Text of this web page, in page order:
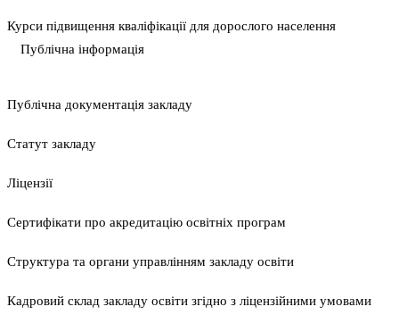
Курси підвищення кваліфікації для дорослого населення
Публічна інформація
Публічна документація закладу
Статут закладу
Ліцензії
Сертифікати про акредитацію освітніх програм
Структура та органи управлінням закладу освіти
Кадровий склад закладу освіти згідно з ліцензійними умовами